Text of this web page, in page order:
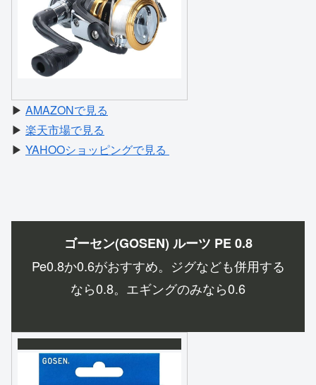
▶ AMAZONで見る
▶ 楽天市場で見る
▶ YAHOOショッピングで見る
ゴーセン(GOSEN) ルーツ PE 0.8
Pe0.8か0.6がおすすめ。ジグなども併用する
なら0.8。エギングのみなら0.6